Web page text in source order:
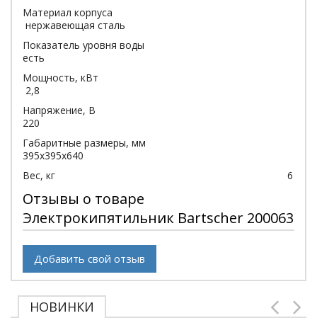
Материал корпуса
нержавеющая сталь
Показатель уровня воды
есть
Мощность, кВт
2,8
Напряжение, В
220
Габаритные размеры, мм
395х395х640
Вес, кг 6
Отзывы о товаре
Электрокипятильник Bartscher 200063
Добавить свой отзыв
НОВИНКИ